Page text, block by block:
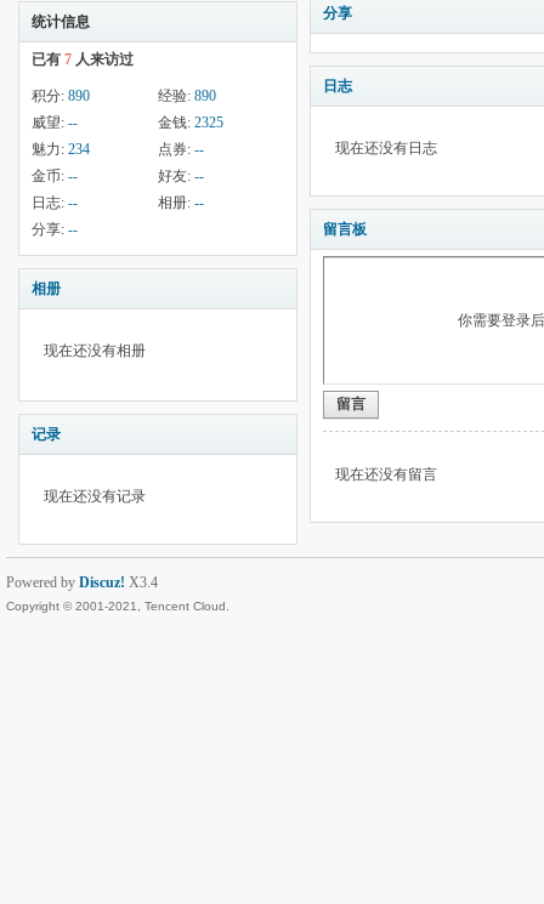
统计信息
已有 7 人来访过
积分: 890 经验: 890
威望: -- 金钱: 2325
魅力: 234 点券: --
金币: -- 好友: --
日志: -- 相册: --
分享: --
相册
现在还没有相册
记录
现在还没有记录
分享
日志
现在还没有日志
留言板
你需要登录
留言
现在还没有留言
Powered by Discuz! X3.4
Copyright © 2001-2021, Tencent Cloud.